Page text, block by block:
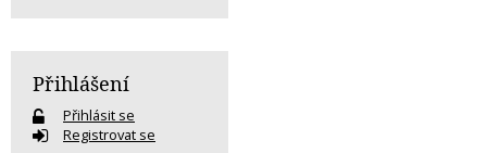
Přihlášení
Přihlásit se
Registrovat se